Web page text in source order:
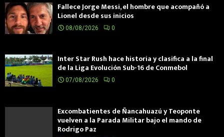
Fallece Jorge Messi, el hombre que acompañó a
Lionel desde sus inicios
08/08/2026 0
Inter Star Rush hace historia y clasifica a la final
de la Liga Evolución Sub-16 de Conmebol
07/08/2026 0
Excombatientes de Ñancahuazú y Teoponte
vuelven a la Parada Militar bajo el mando de
Rodrigo Paz